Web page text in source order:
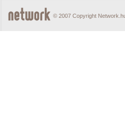
© 2007 Copyright